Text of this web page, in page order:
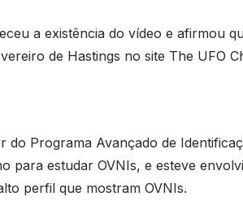
a existência do vídeo e afirmou
de Hastings no site The UFO
do Programa Avançado de
para estudar OVNIs, e esteve
perfil que mostram OVNIs.